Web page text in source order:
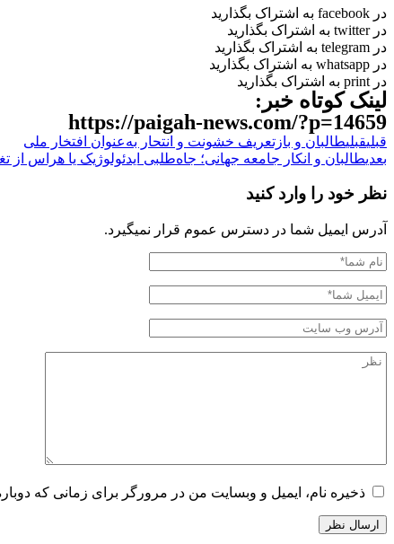
در facebook به اشتراک بگذارید
در twitter به اشتراک بگذارید
در telegram به اشتراک بگذارید
در whatsapp به اشتراک بگذارید
در print به اشتراک بگذارید
لینک کوتاه خبر:
https://paigah-news.com/?p=14659
قبلیقبلیطالبان و بازتعریف خشونت و انتحار به‌عنوان افتخار ملی
بعدیطالبان و انکار جامعه جهانی؛ جاه‌طلبی ایدئولوژیک یا هراس از
نظر خود را وارد کنید
آدرس ایمیل شما در دسترس عموم قرار نمیگیرد.
ذخیره نام، ایمیل و وبسایت من در مرورگر برای زمانی که